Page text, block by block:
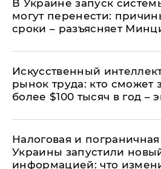
В Украине запуск
могут перенести:
сроки – разъясняет
Искусственный
рынок труда: кто сможет
более $100 тысяч в год –
Налоговая и
Украины запустили
информацией: что